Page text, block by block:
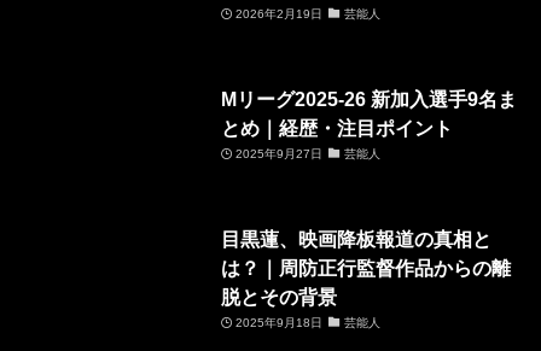
2026年2月19日 芸能人
Mリーグ2025-26 新加入選手9名ま
とめ｜経歴・注目ポイント
2025年9月27日 芸能人
目黒蓮、映画降板報道の真相と
は？｜周防正行監督作品からの離
脱とその背景
2025年9月18日 芸能人